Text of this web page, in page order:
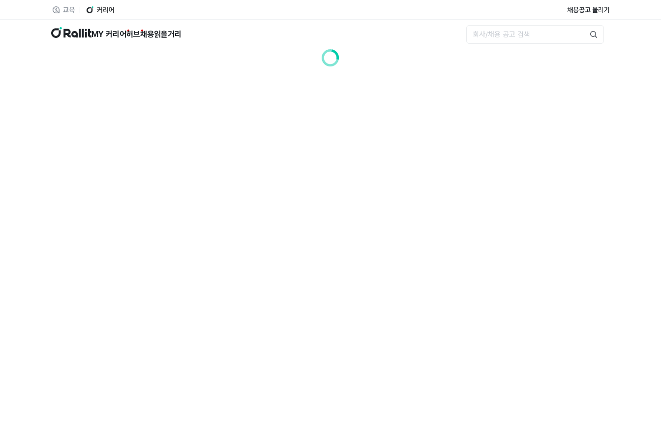
교육 커리어 채용공고 올리기
랠릿 MY 커리어허브채용읽을거리